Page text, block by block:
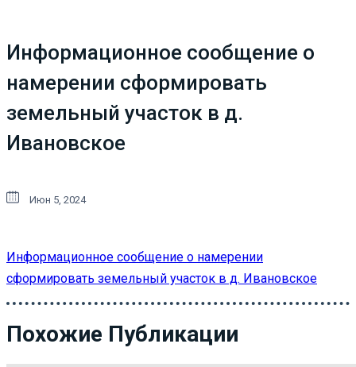
Информационное сообщение о
намерении сформировать
земельный участок в д.
Ивановское
Июн 5, 2024
Информационное сообщение о намерении
сформировать земельный участок в д. Ивановское
Похожие Публикации